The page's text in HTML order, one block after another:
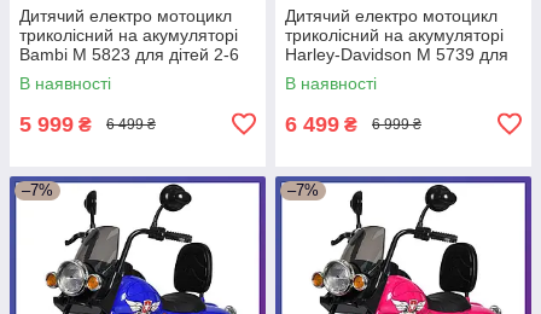
Дитячий електро мотоцикл
триколісний на акумуляторі
Bambi M 5823 для дітей 2-6
років Зелений
В наявності
5 999 ₴ 6 499 ₴
Дитячий електро мотоцикл
триколісний на акумуляторі
Harley-Davidson M 5739 для
дітей 3-8 років Червоний
В наявності
6 499 ₴ 6 999 ₴
–7% –7%